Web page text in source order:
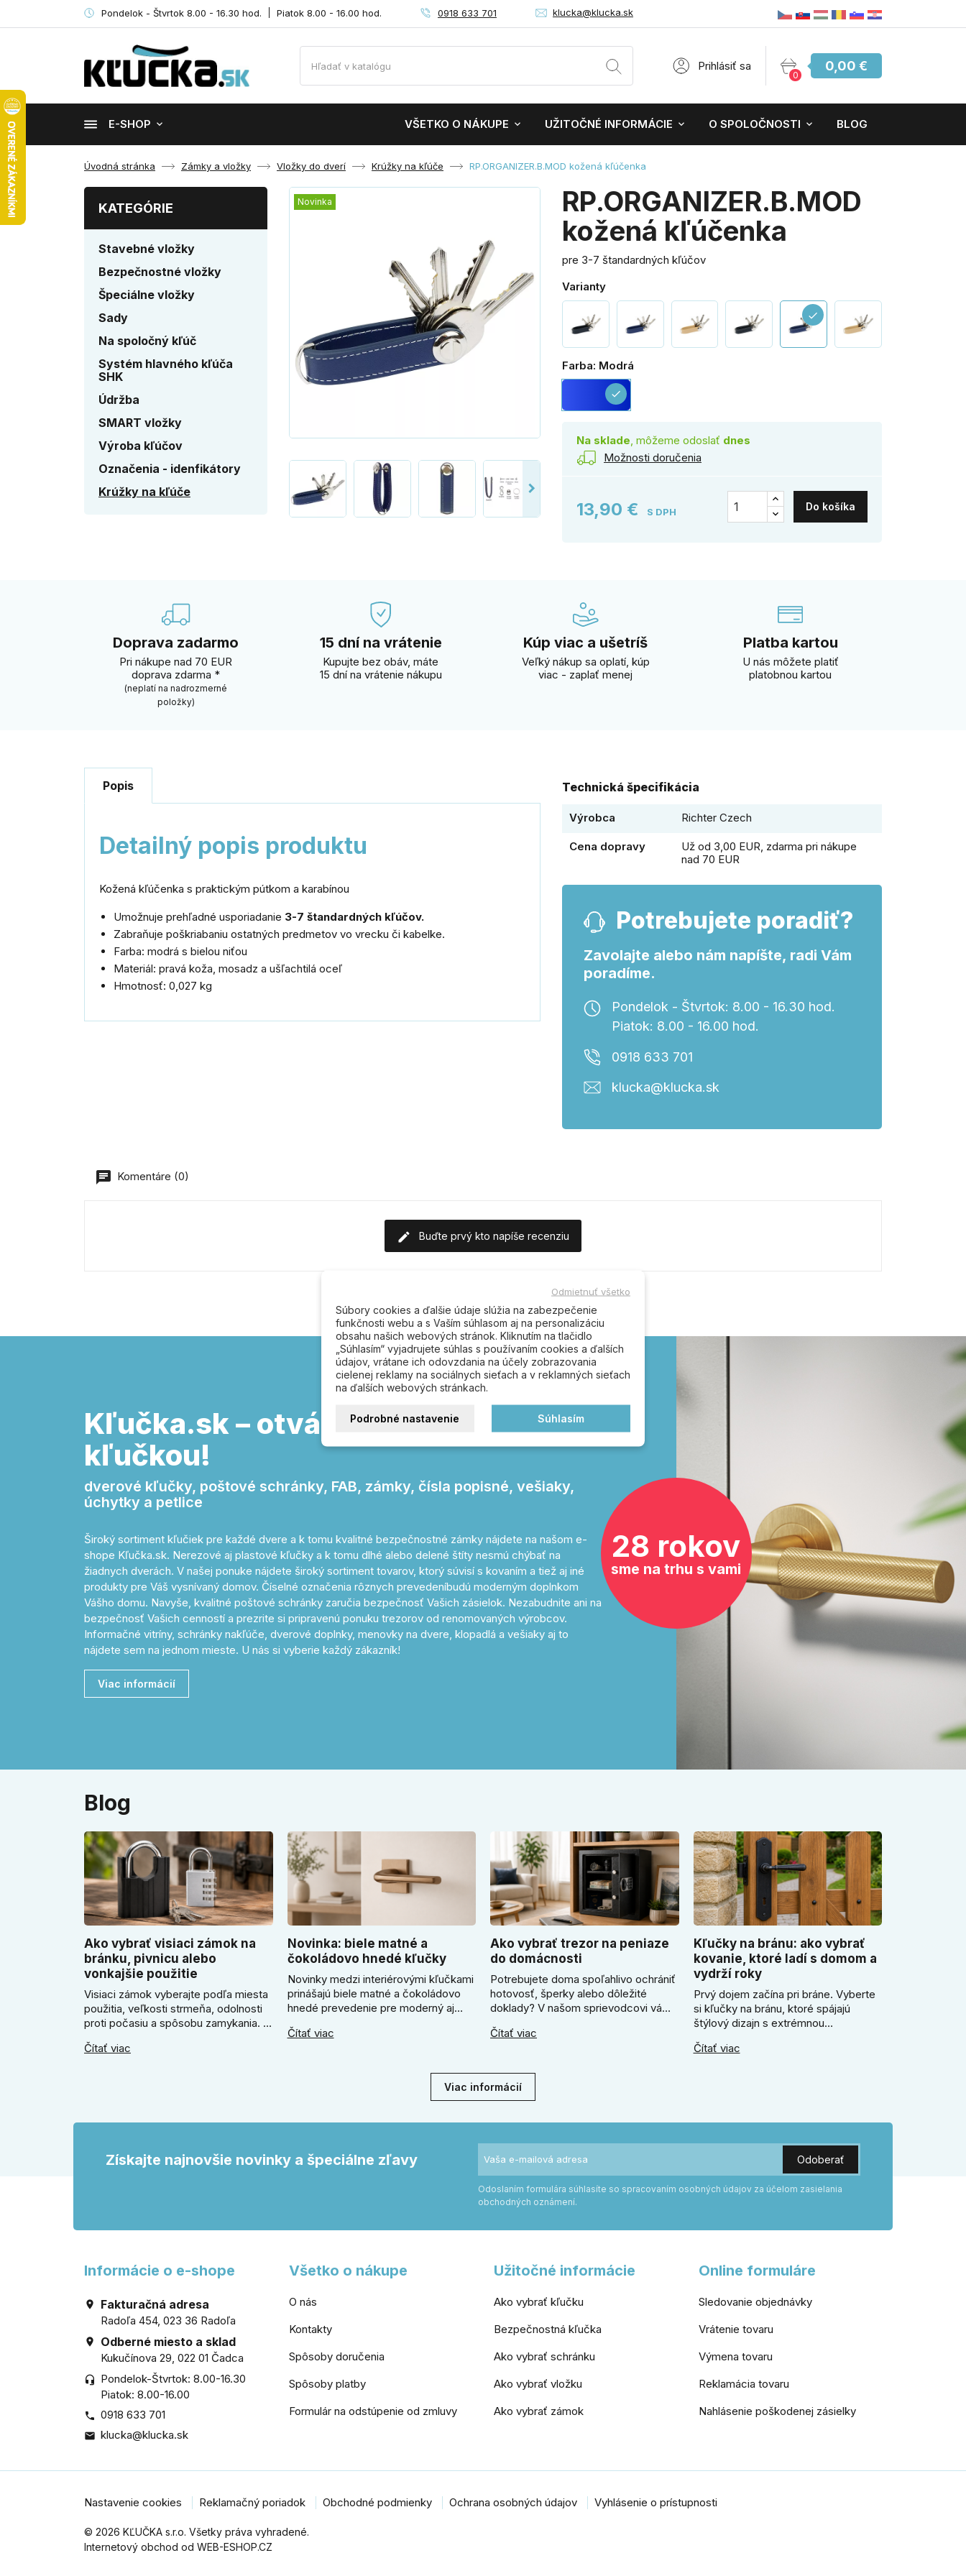
Pondelok - Štvrtok 8.00 - 16.30 hod. Piatok 8.00 - 16.00 hod. 0918 633 701 klucka@klucka.sk
Prihlásiť sa
0
0,00 €
E-SHOP VŠETKO O NÁKUPE UŽITOČNÉ INFORMÁCIE O SPOLOČNOSTI BLOG
Úvodná stránka Zámky a vložky Vložky do dverí Krúžky na kľúče RP.ORGANIZER.B.MOD kožená kľúčenka
KATEGÓRIE
Stavebné vložky
Bezpečnostné vložky
Špeciálne vložky
Sady
Na spoločný kľúč
Systém hlavného kľúča
SHK
Údržba
SMART vložky
Výroba kľúčov
Označenia - idenfikátory
Krúžky na kľúče
Novinka
RP.ORGANIZER.B.MOD
kožená kľúčenka
pre 3-7 štandardných kľúčov
Varianty
check
Farba: Modrá
Modrá
check
Na sklade, môžeme odoslať dnes
Možnosti doručenia
13,90 € S DPH Do košíka
Doprava zadarmo
Pri nákupe nad 70 EUR
doprava zdarma *
(neplatí na nadrozmerné
položky)
15 dní na vrátenie
Kupujte bez obáv, máte
15 dní na vrátenie nákupu
Kúp viac a ušetríš
Veľký nákup sa oplatí, kúp
viac - zaplať menej
Platba kartou
U nás môžete platiť
platobnou kartou
Popis
Detailný popis produktu
Kožená kľúčenka s praktickým pútkom a karabínou
Umožnuje prehľadné usporiadanie 3-7 štandardných kľúčov.
Zabraňuje poškriabaniu ostatných predmetov vo vrecku či kabelke.
Farba: modrá s bielou niťou
Materiál: pravá koža, mosadz a ušľachtilá oceľ
Hmotnosť: 0,027 kg
Technická špecifikácia
Výrobca Richter Czech
Cena dopravy
Už od 3,00 EUR, zdarma pri nákupe
nad 70 EUR
Potrebujete poradiť?
Zavolajte alebo nám napíšte, radi Vám
poradíme.
Pondelok - Štvrtok: 8.00 - 16.30 hod.
Piatok: 8.00 - 16.00 hod.
0918 633 701
klucka@klucka.sk
Komentáre (0)
Buďte prvý kto napíše recenziu
Kľučka.sk – otvárajte správnou
kľučkou!
dverové kľučky, poštové schránky, FAB, zámky, čísla popisné, vešiaky,
úchytky a petlice
Široký sortiment kľučiek pre každé dvere a k tomu kvalitné bezpečnostné zámky nájdete na našom e-
shope Kľučka.sk. Nerezové aj plastové kľučky a k tomu dlhé alebo delené štíty nesmú chýbať na
žiadnych dverách. V našej ponuke nájdete široký sortiment tovarov, ktorý súvisí s kovaním a tiež aj iné
produkty pre Váš vysnívaný domov. Číselné označenia rôznych prevedeníbudú moderným doplnkom
Vášho domu. Navyše, kvalitné poštové schránky zaručia bezpečnosť Vašich zásielok. Nezabudnite ani na
bezpečnosť Vašich cenností a prezrite si pripravenú ponuku trezorov od renomovaných výrobcov.
Informačné vitríny, schránky nakľúče, dverové doplnky, menovky na dvere, klopadlá a vešiaky aj to
nájdete sem na jednom mieste. U nás si vyberie každý zákazník!
Viac informácií
28 rokov
sme na trhu s vami
Blog
Ako vybrať visiaci zámok na
bránku, pivnicu alebo
vonkajšie použitie
Visiaci zámok vyberajte podľa miesta
použitia, veľkosti strmeňa, odolnosti
proti počasiu a spôsobu zamykania. V
zámok na kľúč, kedy kódový visiaci
veľkosťou.
Čítať viac
Novinka: biele matné a
čokoládovo hnedé kľučky
Novinky medzi interiérovými kľučkami
prinášajú biele matné a čokoládovo
hnedé prevedenie pre moderný aj
poradíme, kedy zvoliť svetlú Super
okrúhlym a štvorcovým štítom. Nové
Čítať viac
Ako vybrať trezor na peniaze
do domácnosti
Potrebujete doma spoľahlivo ochrániť
hotovosť, šperky alebo dôležité
doklady? V našom sprievodcovi vám
Zistíte, či radšej zvoliť elektronický
ukotvenie.
Čítať viac
Kľučky na bránu: ako vybrať
kovanie, ktoré ladí s domom a
vydrží roky
Prvý dojem začína pri bráne. Vyberte
si kľučky na bránu, ktoré spájajú
štýlový dizajn s extrémnou
hľadáte rustikálnu patinu alebo
ponuku a vyberte si tú pravú!
Čítať viac
Viac informácií
Získajte najnovšie novinky a špeciálne zľavy
Odoslaním formulára súhlasíte so spracovaním osobných údajov za účelom zasielania
obchodných oznámení.
Informácie o e-shope
 Fakturačná adresa
Radoľa 454, 023 36 Radoľa
 Odberné miesto a sklad
Kukučínova 29, 022 01 Čadca
headset_mic
Pondelok-Štvrtok: 8.00-16.30
Piatok: 8.00-16.00
 0918 633 701
 klucka@klucka.sk
Všetko o nákupe
O nás
Kontakty
Spôsoby doručenia
Spôsoby platby
Formulár na odstúpenie od zmluvy
Užitočné informácie
Ako vybrať kľučku
Bezpečnostná kľučka
Ako vybrať schránku
Ako vybrať vložku
Ako vybrať zámok
Online formuláre
Sledovanie objednávky
Vrátenie tovaru
Výmena tovaru
Reklamácia tovaru
Nahlásenie poškodenej zásielky
© 2026 KĽUČKA s.r.o. Všetky práva vyhradené.
Internetový obchod od WEB-ESHOP.CZ
Nastavenie cookies Reklamačný poriadok Obchodné podmienky Ochrana osobných údajov Vyhlásenie o prístupnosti
Odmietnuť všetko
Súbory cookies a ďalšie údaje slúžia na zabezpečenie
funkčnosti webu a s Vaším súhlasom aj na personalizáciu
obsahu našich webových stránok. Kliknutím na tlačidlo
„Súhlasím“ vyjadrujete súhlas s používaním cookies a ďalších
údajov, vrátane ich odovzdania na účely zobrazovania
cielenej reklamy na sociálnych sieťach a v reklamných sieťach
na ďalších webových stránkach.
Podrobné nastavenie Súhlasím